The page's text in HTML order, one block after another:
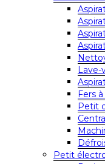
Lave-
Fers
Petit
Petit